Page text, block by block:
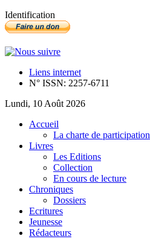
Identification
Liens internet
N° ISSN: 2257-6711
Lundi, 10 Août 2026
Accueil
La charte de participation
Livres
Les Editions
Collection
En cours de lecture
Chroniques
Dossiers
Ecritures
Jeunesse
Rédacteurs